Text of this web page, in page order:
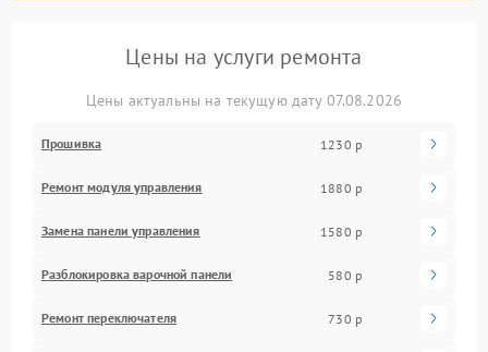
Цены на услуги ремонта
Цены актуальны на текущую дату 07.08.2026
Прошивка 1230 р
Ремонт модуля управления 1880 р
Замена панели управления 1580 р
Разблокировка варочной панели 580 р
Ремонт переключателя 730 р